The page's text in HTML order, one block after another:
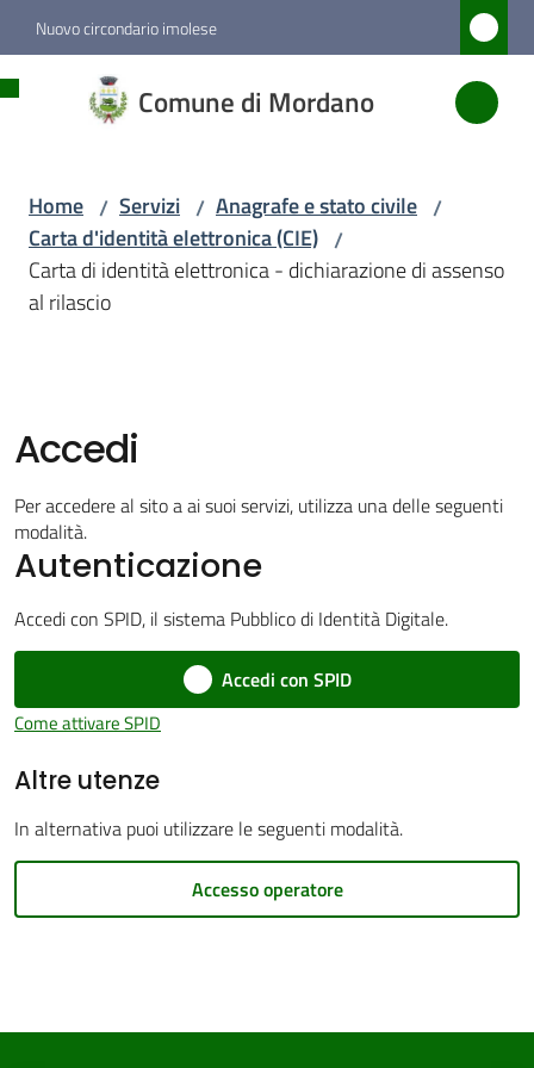
Vai al contenuto
Vai alla navigazione
Vai al footer
Nuovo circondario imolese
Comune di Mordano
di
Amministrazione
Menu selezionato
Vivere
Mordano
on-
line
gli
Home / Servizi / Anagrafe e stato civile /
Carta d'identità elettronica (CIE) /
Carta di identità elettronica - dichiarazione di assenso
al rilascio
Accedi
Per accedere al sito a ai suoi servizi, utilizza una delle seguenti
modalità.
Autenticazione
Accedi con SPID, il sistema Pubblico di Identità Digitale.
Accedi con SPID
Come attivare SPID
Altre utenze
In alternativa puoi utilizzare le seguenti modalità.
Accesso operatore